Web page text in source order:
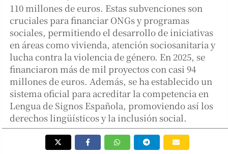
110 millones de euros. Estas subvenciones son
cruciales para financiar ONGs y programas
sociales, permitiendo el desarrollo de iniciativas
en áreas como vivienda, atención sociosanitaria y
lucha contra la violencia de género. En 2025, se
financiaron más de mil proyectos con casi 94
millones de euros. Además, se ha establecido un
sistema oficial para acreditar la competencia en
Lengua de Signos Española, promoviendo así los
derechos lingüísticos y la inclusión social.
Redacción
El Consejo de Ministros ha dado luz verde a las